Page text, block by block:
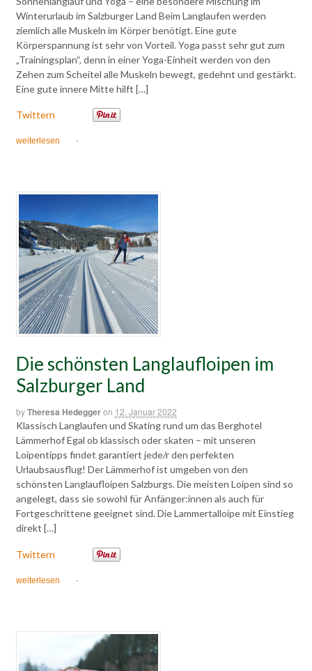
Winterurlaub im Salzburger Land Beim Langlaufen werden
ziemlich alle Muskeln im Körper benötigt. Eine gute
Körperspannung ist sehr von Vorteil. Yoga passt sehr gut zum
„Trainingsplan“, denn in einer Yoga-Einheit werden von den
Zehen zum Scheitel alle Muskeln bewegt, gedehnt und gestärkt.
Eine gute innere Mitte hilft […]
Twittern
weiterlesen ·
Die schönsten Langlaufloipen im
Salzburger Land
byTheresa Hedeggeron 12. Januar 2022
Klassisch Langlaufen und Skating rund um das Berghotel
Lämmerhof Egal ob klassisch oder skaten – mit unseren
Loipentipps findet garantiert jede/r den perfekten
Urlaubsausflug! Der Lämmerhof ist umgeben von den
schönsten Langlaufloipen Salzburgs. Die meisten Loipen sind so
angelegt, dass sie sowohl für Anfänger:innen als auch für
Fortgeschrittene geeignet sind. Die Lammertalloipe mit Einstieg
direkt […]
Twittern
weiterlesen ·